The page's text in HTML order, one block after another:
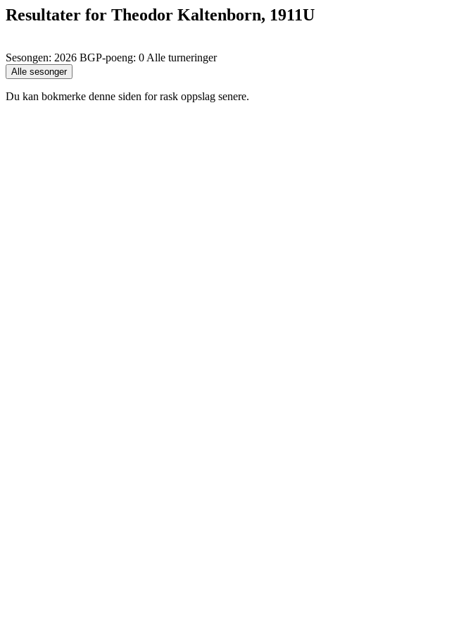
Resultater for Theodor Kaltenborn, 1911U
Sesongen: 2026 BGP-poeng: 0 Alle turneringer
Du kan bokmerke denne siden for rask oppslag senere.